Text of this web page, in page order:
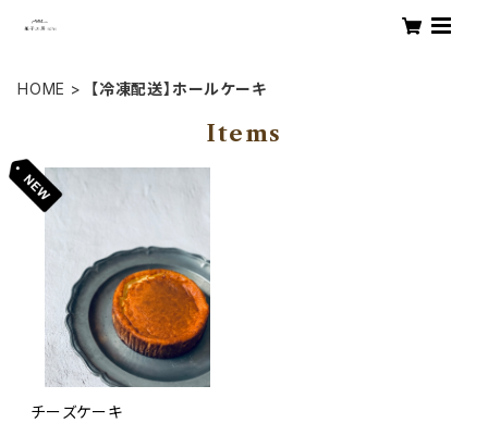
HOME 【冷凍配送】ホールケーキ
Items
チーズケーキ